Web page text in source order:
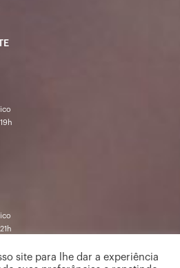
site para lhe dar a experiência